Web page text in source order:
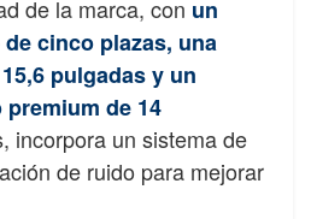
de la marca, con un
cinco plazas, una
pulgadas y un
de 14
incorpora un sistema de
de ruido para mejorar